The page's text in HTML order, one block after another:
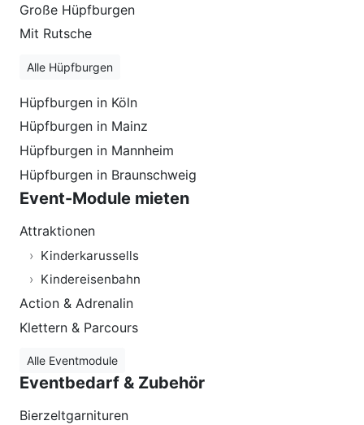
Große Hüpfburgen
Mit Rutsche
Alle Hüpfburgen
Hüpfburgen in Köln
Hüpfburgen in Mainz
Hüpfburgen in Mannheim
Hüpfburgen in Braunschweig
Event-Module mieten
Attraktionen
Kinderkarussells
Kindereisenbahn
Action & Adrenalin
Klettern & Parcours
Alle Eventmodule
Eventbedarf & Zubehör
Bierzeltgarnituren